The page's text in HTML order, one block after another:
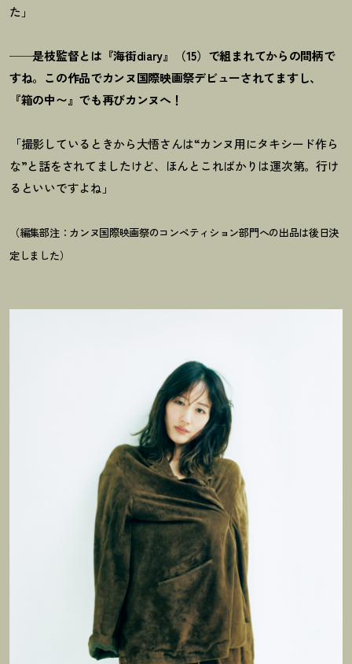
た」
──是枝監督とは『海街diary』（15）で組まれてからの間柄で
すね。この作品でカンヌ国際映画祭デビューされてますし、
『箱の中〜』でも再びカンヌへ！
「撮影しているときから大悟さんは“カンヌ用にタキシード作ら
な”と話をされてましたけど、ほんとこればかりは運次第。行け
るといいですよね」
（編集部注：カンヌ国際映画祭のコンペティション部門への出品は後日決
定しました）